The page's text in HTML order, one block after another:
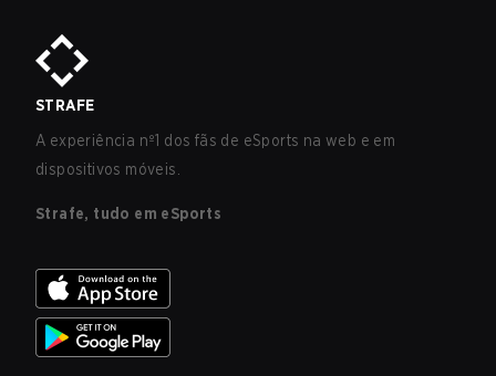
STRAFE
A experiência nº1 dos fãs de eSports na web e em
dispositivos móveis.
Strafe, tudo em eSports